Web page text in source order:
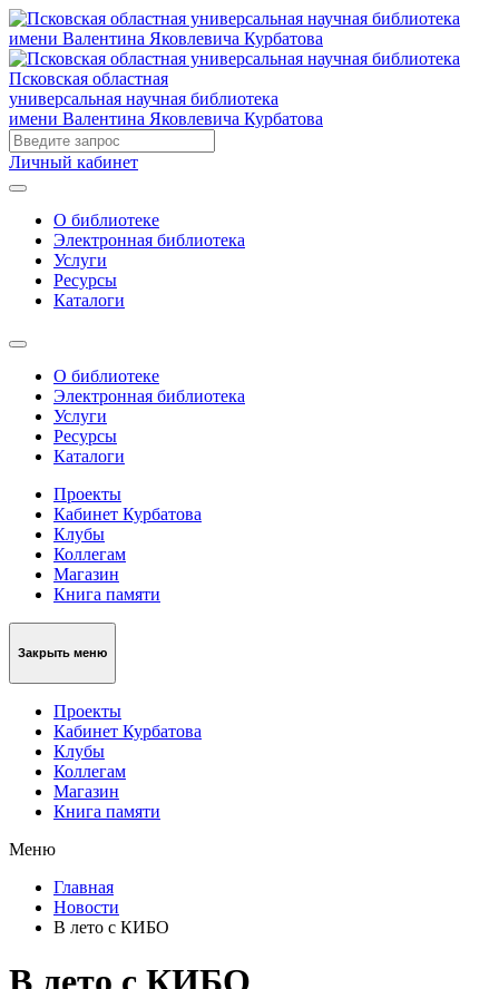
Псковская областная
универсальная научная библиотека
имени Валентина Яковлевича Курбатова
Личный кабинет
О библиотеке
Электронная библиотека
Услуги
Ресурсы
Каталоги
О библиотеке
Электронная библиотека
Услуги
Ресурсы
Каталоги
Проекты
Кабинет Курбатова
Клубы
Коллегам
Магазин
Книга памяти
Закрыть меню
Проекты
Кабинет Курбатова
Клубы
Коллегам
Магазин
Книга памяти
Меню
Главная
Новости
В лето с КИБО